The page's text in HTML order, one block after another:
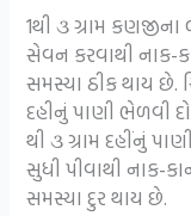
1થી ૩ ગ્રામ
સેવન કરવાથી નાક-
સમસ્યા ઠીક થાય છે.
દહીનું પાણી ભેળવી
થી ૩ ગ્રામ દહીંનું
સુધી પીવાથી નાક-
સમસ્યા દુર થાય છે.